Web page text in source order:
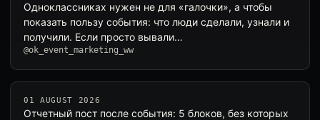
Одноклассниках нужен не для «галочки», а чтобы
показать пользу события: что люди сделали, узнали и
получили. Если просто вывали…
@ok_event_marketing_ww
01 AUGUST 2026
Отчетный пост после события: 5 блоков, без которых